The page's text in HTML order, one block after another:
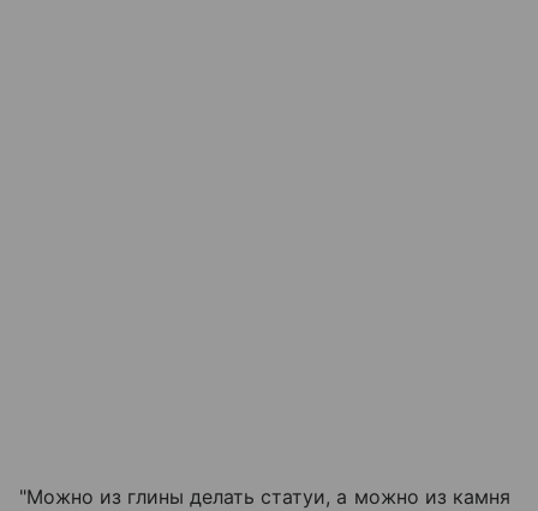
"Можно из глины делать статуи, а можно из камня